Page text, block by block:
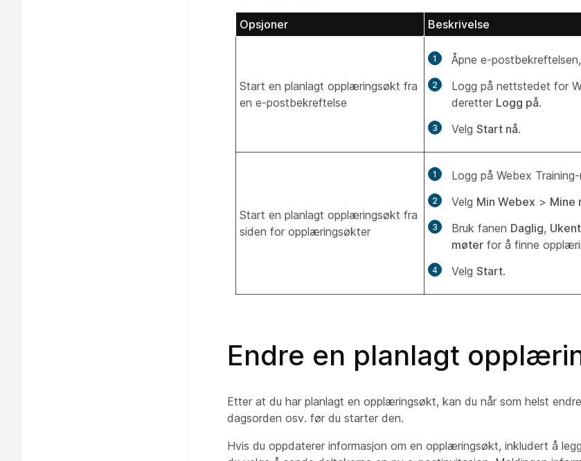
Opsjoner Beskrivelse
Start en planlagt opplæringsøkt fra
en e-postbekreftelse
Åpne e-
Logg på nettstedet for
deretter Logg på.
Velg Start nå.
Start en planlagt opplæringsøkt fra
siden for opplæringsøkter
Logg på Webex
Velg Min Webex > Mine
Bruk fanen Daglig,
møter for å finne
Velg Start.
Endre en planlagt
Etter at du har planlagt en opplæringsøkt, kan du når som helst
dagsorden osv. før du starter den.
Hvis du oppdaterer informasjon om en opplæringsøkt, inkludert å